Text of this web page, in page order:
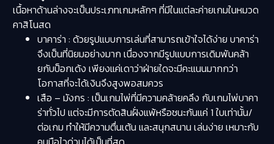
เนื้อหาด้านล่างจะเป็นประเภทเกมหลักๆ ที่มีในแต่ละค่ายเกมในหมวด
คาสิโนสด
บาคาร่า : ด้วยรูปแบบการเล่นที่สามารถเข้าใจได้ง่าย บาคาร่า
จึงเป็นที่นิยมอย่างมาก เนื่องจากมีรูปแบบการเดิมพันคล้า
ยกับป็อกเด้ง เพียงแค่เดาว่าฝ่ายใดจะมีคะแนนมากกว่า
โอกาสที่จะได้เงินจึงสูงพอสมควร
เสือ – มังกร : เป็นเกมไพ่ที่มีความคล้ายคลึง กับเกมไพ่บาคา
ร่าทั่วไป แต่จะมีการตัดสินฝั่งแพ้หรือชนะกันแค่ 1 ใบเท่านั้น/
ต่อเกม ทำให้มีความตื่นเต้น และสนุกสนาน เล่นง่าย เหมาะกับ